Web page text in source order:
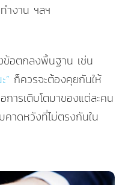
ำงาน ฯลฯ
ข้อตกลงพื้นฐาน เช่น
” ก็ควรจะต้องคุยกันให้
การเติบโตมาของแต่ละคน
คาดหวังที่ไม่ตรงกันใน